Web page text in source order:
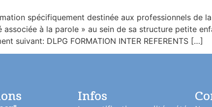
spécifiquement destinée aux professionnels de
à la parole » au sein de sa structure petite
suivant: DLPG FORMATION INTER REFERENTS […]
Infos